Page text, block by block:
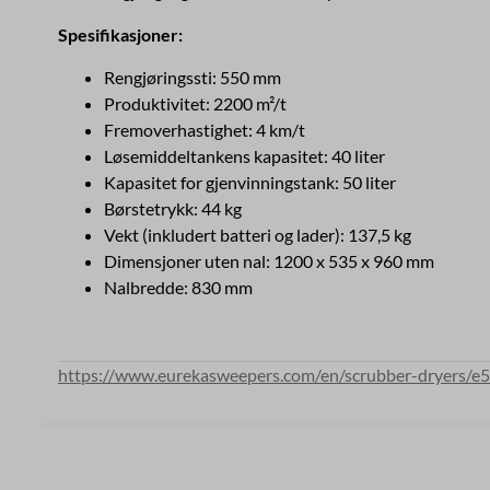
Spesifikasjoner:
Rengjøringssti: 550 mm
Produktivitet: 2200 m²/t
Fremoverhastighet: 4 km/t
Løsemiddeltankens kapasitet: 40 liter
Kapasitet for gjenvinningstank: 50 liter
Børstetrykk: 44 kg
Vekt (inkludert batteri og lader): 137,5 kg
Dimensjoner uten nal: 1200 x 535 x 960 mm
Nalbredde: 830 mm
https://www.eurekasweepers.com/en/scrubber-dryers/